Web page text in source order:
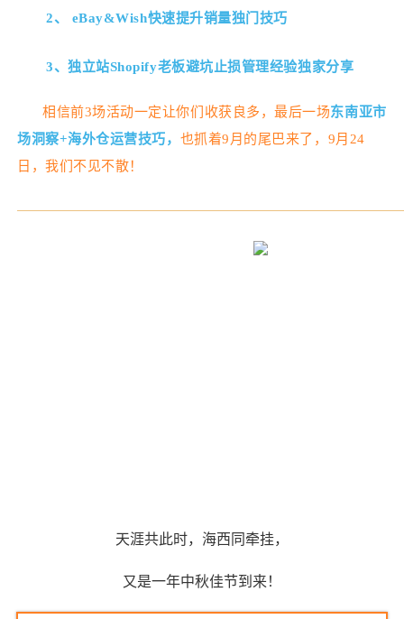
2、 eBay&Wish快速提升销量独门技巧
3、独立站Shopify老板避坑止损管理经验独家分享
相信前3场活动一定让你们收获良多，最后一场东南亚市
场洞察+海外仓运营技巧， 也抓着9月的尾巴来了，9月24
日，我们不见不散！
天涯共此时，海西同牵挂，
又是一年中秋佳节到来！